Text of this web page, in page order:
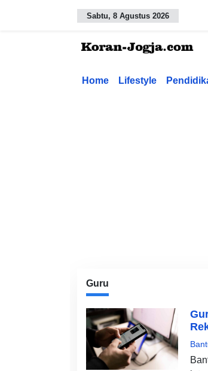
Sabtu, 8 Agustus 2026
Home Lifestyle
Guru